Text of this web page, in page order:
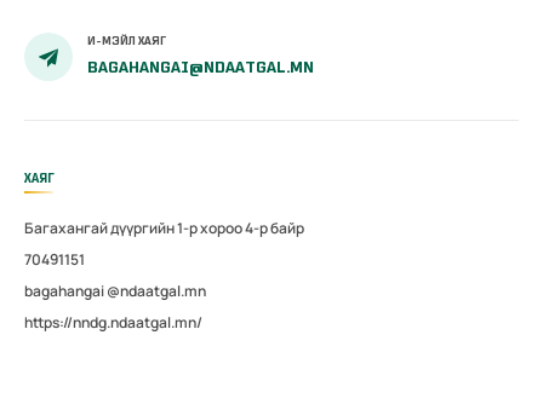
И-МЭЙЛ ХАЯГ
BAGAHANGAI@NDAATGAL.MN
ХАЯГ
Багахангай дүүргийн 1-р хороо 4-р байр
70491151
bagahangai @ndaatgal.mn
https://nndg.ndaatgal.mn/